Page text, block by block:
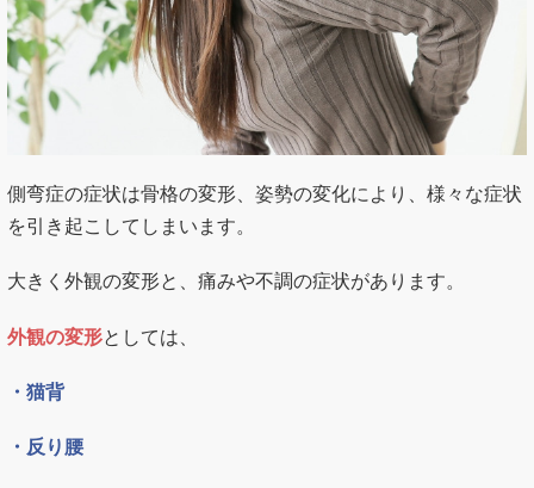
側弯症の症状は骨格の変形、姿勢の変化により、様々な症状
を引き起こしてしまいます。
大きく外観の変形と、痛みや不調の症状があります。
外観の変形としては、
・猫背
・反り腰